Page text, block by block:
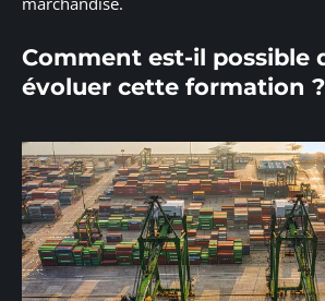
Comment est-il possible
évoluer cette formation ?